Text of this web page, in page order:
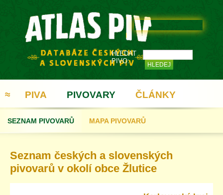
HLEDAT
PIVO:
≈ PIVA PIVOVARY
SEZNAM PIVOVARŮ MAPA PIVOVARŮ
ČLÁNKY
REGISTRACE
Seznam českých a slovenských
pivovarů v okolí obce Žlutice